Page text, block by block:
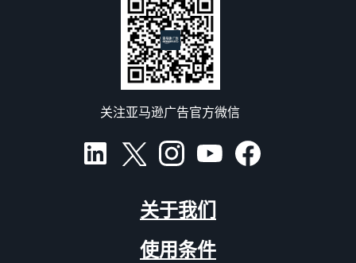
关注亚马逊广告官方微信
关于我们
使用条件